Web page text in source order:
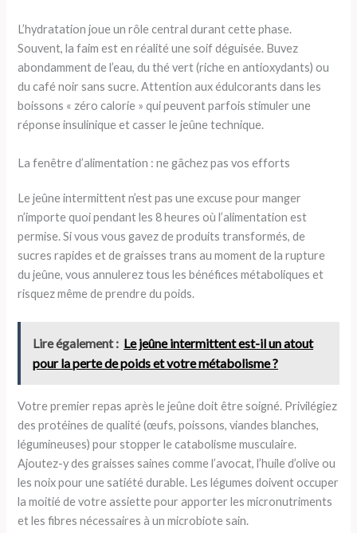
L’hydratation joue un rôle central durant cette phase.
Souvent, la faim est en réalité une soif déguisée. Buvez
abondamment de l’eau, du thé vert (riche en antioxydants) ou
du café noir sans sucre. Attention aux édulcorants dans les
boissons « zéro calorie » qui peuvent parfois stimuler une
réponse insulinique et casser le jeûne technique.
La fenêtre d’alimentation : ne gâchez pas vos efforts
Le jeûne intermittent n’est pas une excuse pour manger
n’importe quoi pendant les 8 heures où l’alimentation est
permise. Si vous vous gavez de produits transformés, de
sucres rapides et de graisses trans au moment de la rupture
du jeûne, vous annulerez tous les bénéfices métaboliques et
risquez même de prendre du poids.
Lire également : Le jeûne intermittent est-il un atout
pour la perte de poids et votre métabolisme ?
Votre premier repas après le jeûne doit être soigné. Privilégiez
des protéines de qualité (œufs, poissons, viandes blanches,
légumineuses) pour stopper le catabolisme musculaire.
Ajoutez-y des graisses saines comme l’avocat, l’huile d’olive ou
les noix pour une satiété durable. Les légumes doivent occuper
la moitié de votre assiette pour apporter les micronutriments
et les fibres nécessaires à un microbiote sain.